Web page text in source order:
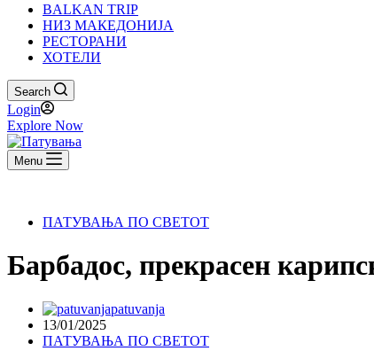
BALKAN TRIP
НИЗ МАКЕДОНИЈА
РЕСТОРАНИ
ХОТЕЛИ
Search
Login
Explore Now
Menu
ПАТУВАЊА ПО СВЕТОТ
Барбадос, прекрасен
patuvanja
13/01/2025
ПАТУВАЊА ПО СВЕТОТ